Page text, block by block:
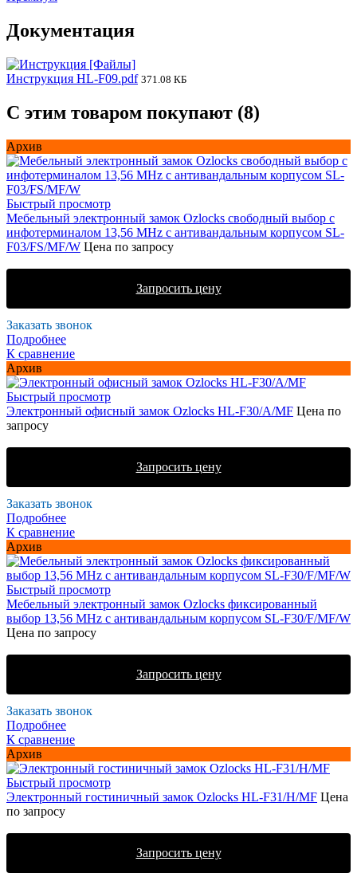
Документация
Инструкция HL-F09.pdf 371.08 КБ
С этим товаром покупают (8)
Архив
Быстрый просмотр
Мебельный электронный замок Ozlocks свободный выбор с
инфотерминалом 13,56 MHz с антивандальным корпусом SL-
F03/FS/MF/W Цена по запросу
Запросить цену
Заказать звонок
Подробнее
К сравнение
Архив
Быстрый просмотр
Электронный офисный замок Ozlocks HL-F30/A/MF Цена по
запросу
Запросить цену
Заказать звонок
Подробнее
К сравнение
Архив
Быстрый просмотр
Мебельный электронный замок Ozlocks фиксированный
выбор 13,56 MHz с антивандальным корпусом SL-F30/F/MF/W
Цена по запросу
Запросить цену
Заказать звонок
Подробнее
К сравнение
Архив
Быстрый просмотр
Электронный гостиничный замок Ozlocks HL-F31/H/MF Цена
по запросу
Запросить цену